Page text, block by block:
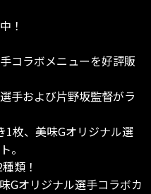
！
コラボメニューを好評販
手および片野坂監督がラ
1枚、美味Gオリジナル選
。
類！
Gオリジナル選手コラボカ